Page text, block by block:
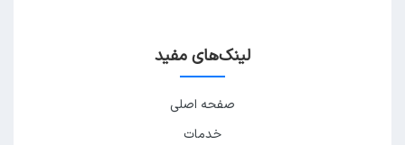
لینک‌های مفید
صفحه اصلی
خدمات